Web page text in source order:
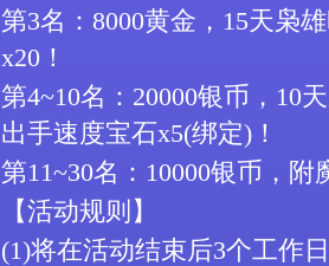
第3名： 8000黄金， 15天枭
x20 ！
第4~10名： 20000银币 ， 10
出手速度宝石x5(绑定)！
第11~30名： 10000银币 ，
【活动规则】
(1)将在活动结束后3个工作